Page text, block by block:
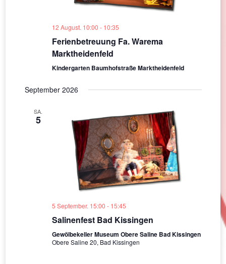
12 August. 10:00 - 10:35
Ferienbetreuung Fa. Warema
Marktheidenfeld
Kindergarten Baumhofstraße Marktheidenfeld
September 2026
SA.
5
5 September. 15:00 - 15:45
Salinenfest Bad Kissingen
Gewölbekeller Museum Obere Saline Bad Kissingen
Obere Saline 20, Bad Kissingen